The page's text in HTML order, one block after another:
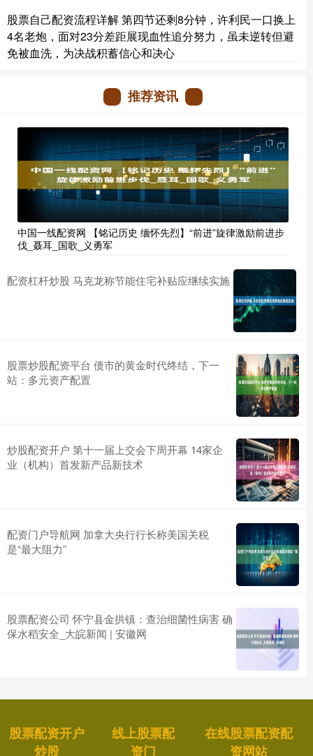
股票自己配资流程详解 第四节还剩8分钟，许利民一口换上
4名老炮，面对23分差距展现血性追分努力，虽未逆转但避
免被血洗，为决战积蓄信心和决心
推荐资讯
中国一线配资网 【铭记历史 缅怀先烈】“前进”旋律激励前进步
伐_聂耳_国歌_义勇军
配资杠杆炒股 马克龙称节能住宅补贴应继续实施
股票炒股配资平台 债市的黄金时代终结，下一
站：多元资产配置
炒股配资开户 第十一届上交会下周开幕 14家企
业（机构）首发新产品新技术
配资门户导航网 加拿大央行行长称美国关税
是“最大阻力”
股票配资公司 怀宁县金拱镇：查治细菌性病害 确
保水稻安全_大皖新闻 | 安徽网
股票配资开户
炒股
线上股票配
资门
在线股票配资配
资网站